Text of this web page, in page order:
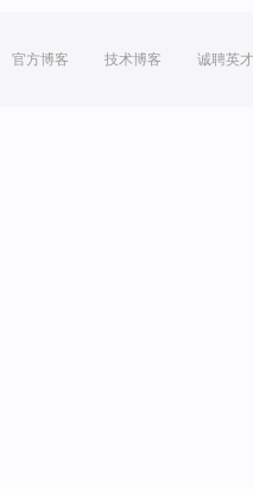
官方博客 技术博客 诚聘英才